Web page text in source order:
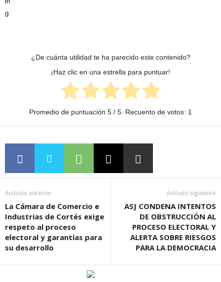
¿De cuánta utilidad te ha parecido este contenido?
¡Haz clic en una estrella para puntuar!
Promedio de puntuación 5 / 5. Recuento de votos: 1
Artículo anterior
La Cámara de Comercio e
Industrias de Cortés exige
respeto al proceso
electoral y garantías para
su desarrollo
Artículo siguiente
ASJ CONDENA INTENTOS
DE OBSTRUCCIÓN AL
PROCESO ELECTORAL Y
ALERTA SOBRE RIESGOS
PARA LA DEMOCRACIA